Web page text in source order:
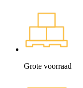
Grote voorraad